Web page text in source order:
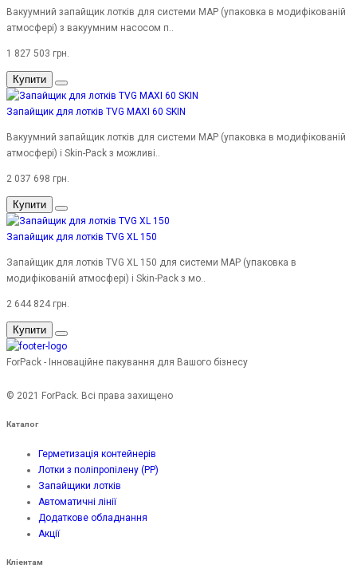
Вакуумний запайщик лотків для системи MAP (упаковка в модифікованій
атмосфері) з вакуумним насосом п..
1 827 503 грн.
Купити
Запайщик для лотків TVG MAXI 60 SKIN
Вакуумний запайщик лотків для системи MAP (упаковка в модифікованій
атмосфері) і Skin-Pack з можливі..
2 037 698 грн.
Купити
Запайщик для лотків TVG XL 150
Запайщик для лотків TVG XL 150 для системи MAP (упаковка в
модифікованій атмосфері) і Skin-Pack з мо..
2 644 824 грн.
Купити
ForPack - Інноваційне пакування для Вашого бізнесу
© 2021 ForPack. Всі права захищено
Каталог
Герметизація контейнерів
Лотки з поліпропілену (PP)
Запайщики лотків
Автоматичні лінії
Додаткове обладнання
Акції
Кліентам